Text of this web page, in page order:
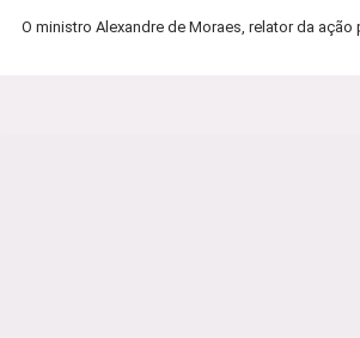
O ministro Alexandre de Moraes, relator da ação